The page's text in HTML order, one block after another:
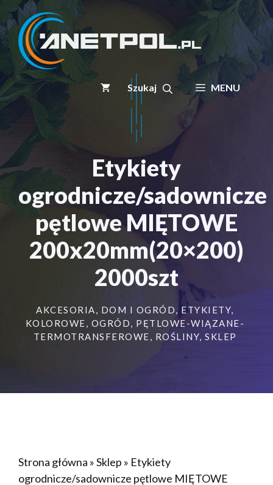
Przejdź
do
treści
MENU
Etykiety
ogrodnicze/sadownicze
pętlowe MIĘTOWE
200x20mm(20×200)
2000szt
AKCESORIA, DOM I OGRÓD, ETYKIETY,
KOLOROWE, OGRÓD, PĘTLOWE-WIĄZANE-
TERMOTRANSFEROWE, ROŚLINY, SKLEP
Strona główna »Sklep » Etykiety
ogrodnicze/sadownicze pętlowe MIĘTOWE